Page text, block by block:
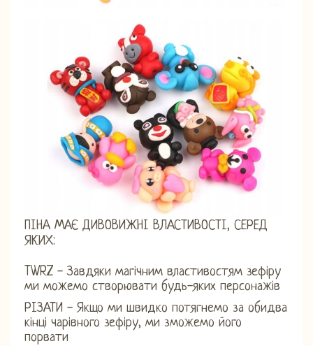
ПІНА МАЄ ДИВОВИЖНІ ВЛАСТИВОСТІ, СЕРЕД
ЯКИХ:
TWRZ - Завдяки магічним властивостям зефіру
ми можемо створювати будь-яких персонажів
РІЗАТИ - Якщо ми швидко потягнемо за обидва
кінці чарівного зефіру, ми зможемо його
порвати